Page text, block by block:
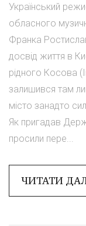
Український
обласного
Франка
досвід життя в
рідного Косова
залишився там
місто занадто
Як пригадав
просили пере...
ЧИТАТИ